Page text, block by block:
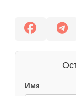
Имя